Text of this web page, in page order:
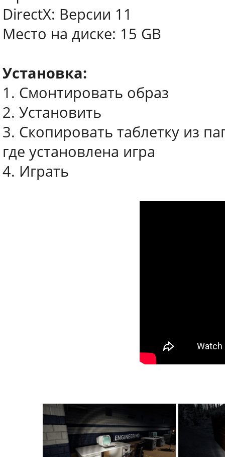
DirectX: Версии 11
Место на диске: 15 GB
Установка:
1. Смонтировать образ
2. Установить
3. Скопировать таблетку из
где установлена игра
4. Играть